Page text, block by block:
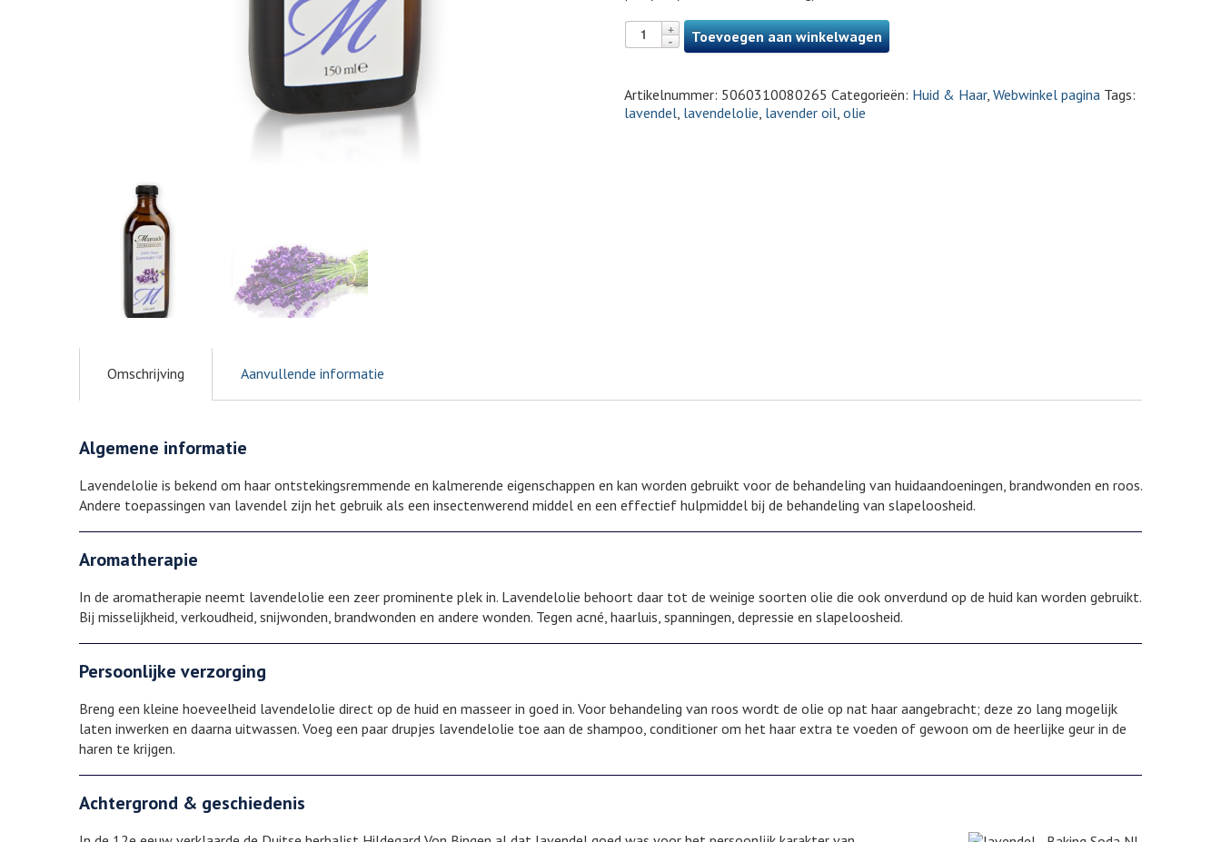
Toevoegen aan winkelwagen
Artikelnummer: 5060310080265 Categorieën: Huid & Haar, Webwinkel pagina Tags:
lavendel, lavendelolie, lavender oil, olie
Omschrijving Aanvullende informatie
Algemene informatie
Lavendelolie is bekend om haar ontstekingsremmende en kalmerende eigenschappen en kan worden gebruikt voor de behandeling van huidaandoeningen, brandwonden en roos.
Andere toepassingen van lavendel zijn het gebruik als een insectenwerend middel en een effectief hulpmiddel bij de behandeling van slapeloosheid.
Aromatherapie
In de aromatherapie neemt lavendelolie een zeer prominente plek in. Lavendelolie behoort daar tot de weinige soorten olie die ook onverdund op de huid kan worden gebruikt.
Bij misselijkheid, verkoudheid, snijwonden, brandwonden en andere wonden. Tegen acné, haarluis, spanningen, depressie en slapeloosheid.
Persoonlijke verzorging
Breng een kleine hoeveelheid lavendelolie direct op de huid en masseer in goed in. Voor behandeling van roos wordt de olie op nat haar aangebracht; deze zo lang mogelijk
laten inwerken en daarna uitwassen. Voeg een paar drupjes lavendelolie toe aan de shampoo, conditioner om het haar extra te voeden of gewoon om de heerlijke geur in de
haren te krijgen.
Achtergrond & geschiedenis